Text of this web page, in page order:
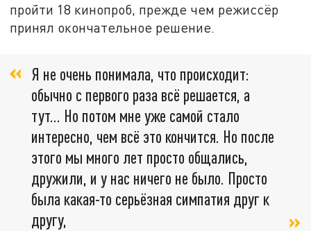
пройти 18 кинопроб, прежде чем режиссёр
принял окончательное решение.
Я не очень понимала, что происходит:
обычно с первого раза всё решается, а
тут... Но потом мне уже самой стало
интересно, чем всё это кончится. Но после
этого мы много лет просто общались,
дружили, и у нас ничего не было. Просто
была какая-то серьёзная симпатия друг к
другу,